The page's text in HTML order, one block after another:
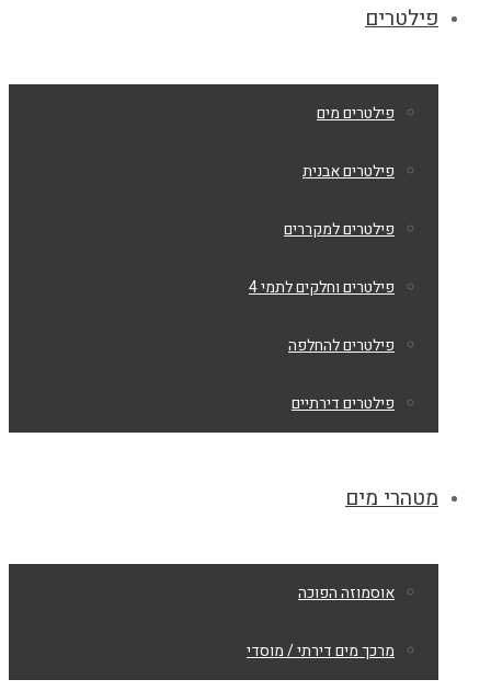
פילטרים
פילטרים מים
פילטרים אבנית
פילטרים למקררים
פילטרים וחלקים לתמי 4
פילטרים להחלפה
פילטרים דירתיים
מטהרי מים
אוסמוזה הפוכה
מרכך מים דירתי / מוסדי